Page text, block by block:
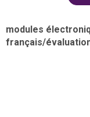
modules
français/